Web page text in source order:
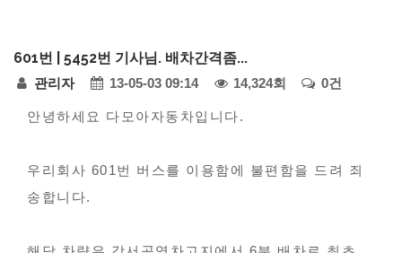
601번 | 5452번 기사님. 배차간격좀...
페
이
지
정
관리자 13-05-03 09:14 14,324회 0건
본
안녕하세요 다모아자동차입니다.
우리회사 601번 버스를 이용함에 불편함을 드려 죄
송합니다.